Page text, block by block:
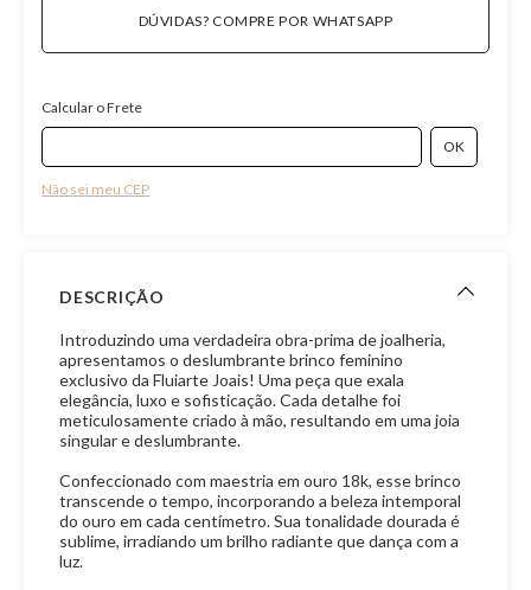
DÚVIDAS? COMPRE POR WHATSAPP
Calcular o Frete
Não sei meu CEP
DESCRIÇÃO
Introduzindo uma verdadeira obra-prima de joalheria,
apresentamos o deslumbrante brinco feminino
exclusivo da Fluiarte Joais! Uma peça que exala
elegância, luxo e sofisticação. Cada detalhe foi
meticulosamente criado à mão, resultando em uma joia
singular e deslumbrante.
Confeccionado com maestria em ouro 18k, esse brinco
transcende o tempo, incorporando a beleza intemporal
do ouro em cada centímetro. Sua tonalidade dourada é
sublime, irradiando um brilho radiante que dança com a
luz.